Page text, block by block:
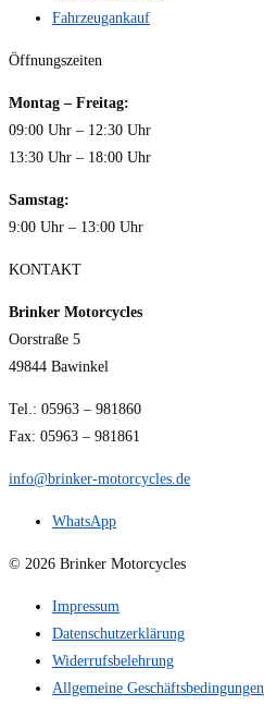
Fahrzeugankauf
Öffnungszeiten
Montag – Freitag:
09:00 Uhr – 12:30 Uhr
13:30 Uhr – 18:00 Uhr
Samstag:
9:00 Uhr – 13:00 Uhr
KONTAKT
Brinker Motorcycles
Oorstraße 5
49844 Bawinkel
Tel.: 05963 – 981860
Fax: 05963 – 981861
info@brinker-motorcycles.de
WhatsApp
© 2026 Brinker Motorcycles
Impressum
Datenschutzerklärung
Widerrufsbelehrung
Allgemeine Geschäftsbedingungen